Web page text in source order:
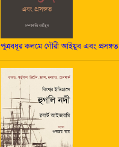
পুত্রবধূর কলমে গৌরী আইয়ুব এবং প্রসঙ্গত